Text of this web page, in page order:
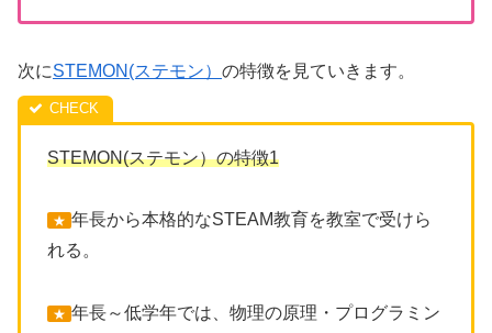
次にSTEMON(ステモン） の特徴を見ていきます。
STEMON(ステモン）の特徴1
★ 年長から本格的なSTEAM教育を教室で受けら
れる。
★ 年長～低学年では、物理の原理・プログラミン